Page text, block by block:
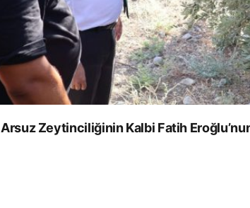
Arsuz Zeytinciliğinin Kalbi Fatih